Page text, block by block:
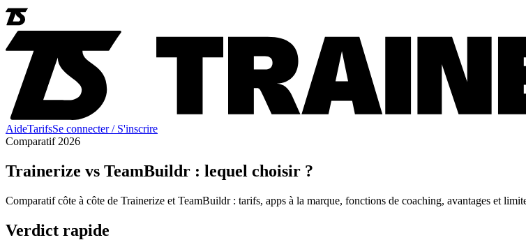
AideTarifsSe connecter / S'inscrire
Comparatif 2026
Trainerize vs TeamBuildr : lequel choisir ?
Comparatif côte à côte de Trainerize et TeamBuildr : tarifs, apps à la marque, fonctions de coaching, avantages et
Verdict rapide